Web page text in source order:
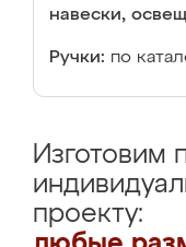
навески,
Ручки: по
Изготовим
проекту: